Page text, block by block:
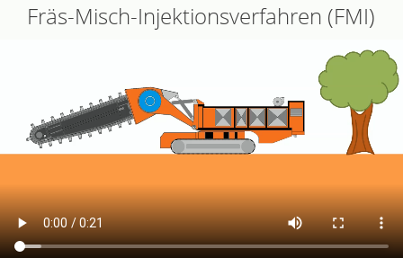
Fräs-Misch-Injektionsverfahren (FMI)